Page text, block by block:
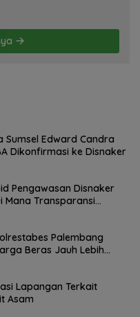
Sumsel Edward Candra
Dikonfirmasi ke Disnaker
Pengawasan Disnaker
Mana Transparansi
Palembang
Beras Jauh Lebih
Lapangan Terkait
Asam